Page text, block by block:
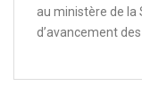
au ministère de la
d’avancement des